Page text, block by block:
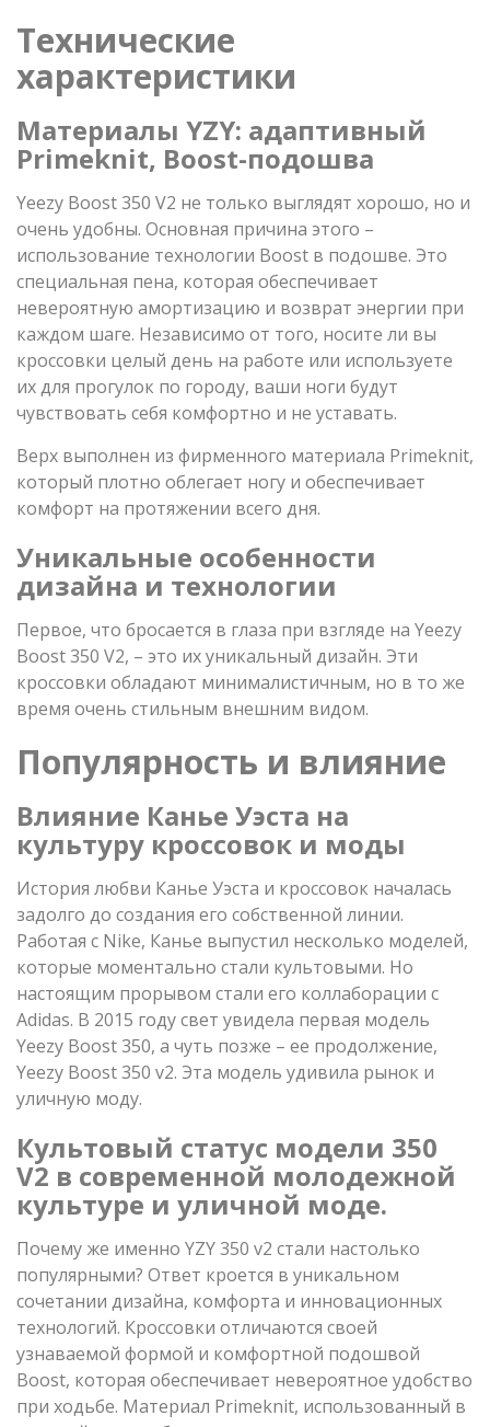
Технические
характеристики
Материалы YZY: адаптивный
Primeknit, Boost-подошва
Yeezy Boost 350 V2 не только выглядят хорошо, но и
очень удобны. Основная причина этого –
использование технологии Boost в подошве. Это
специальная пена, которая обеспечивает
невероятную амортизацию и возврат энергии при
каждом шаге. Независимо от того, носите ли вы
кроссовки целый день на работе или используете
их для прогулок по городу, ваши ноги будут
чувствовать себя комфортно и не уставать.
Верх выполнен из фирменного материала Primeknit,
который плотно облегает ногу и обеспечивает
комфорт на протяжении всего дня.
Уникальные особенности
дизайна и технологии
Первое, что бросается в глаза при взгляде на Yeezy
Boost 350 V2, – это их уникальный дизайн. Эти
кроссовки обладают минималистичным, но в то же
время очень стильным внешним видом.
Популярность и влияние
Влияние Канье Уэста на
культуру кроссовок и моды
История любви Канье Уэста и кроссовок началась
задолго до создания его собственной линии.
Работая с Nike, Канье выпустил несколько моделей,
которые моментально стали культовыми. Но
настоящим прорывом стали его коллаборации с
Adidas. В 2015 году свет увидела первая модель
Yeezy Boost 350, а чуть позже – ее продолжение,
Yeezy Boost 350 v2. Эта модель удивила рынок и
уличную моду.
Культовый статус модели 350
V2 в современной молодежной
культуре и уличной моде.
Почему же именно YZY 350 v2 стали настолько
популярными? Ответ кроется в уникальном
сочетании дизайна, комфорта и инновационных
технологий. Кроссовки отличаются своей
узнаваемой формой и комфортной подошвой
Boost, которая обеспечивает невероятное удобство
при ходьбе. Материал Primeknit, использованный в